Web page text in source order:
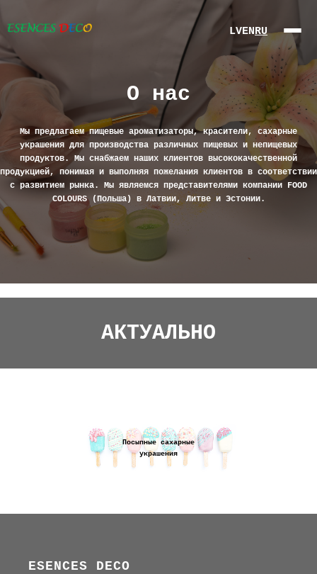
О нас
Продукты
Партнеры
LVENRU
О нас
Мы предлагаем пищевые ароматизаторы, красители, сахарные
украшения для производства различных пищевых и непищевых
продуктов. Мы снабжаем наших клиентов высококачественной
продукцией, понимая и выполняя пожелания клиентов в соответствии
с развитием рынка. Мы являемся представителями компании FOOD
COLOURS (Польша) в Латвии, Литве и Эстонии.
АКТУАЛЬНО
Посыпные сахарные
украшения
ESENCES DECO